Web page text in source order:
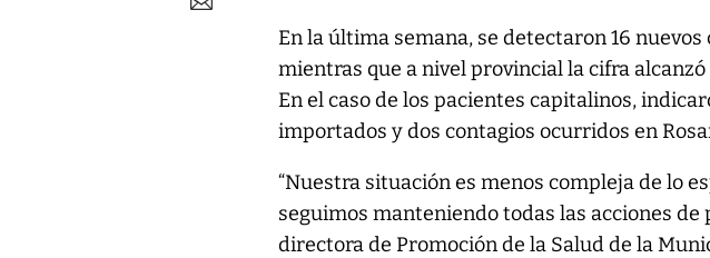
En la última semana, se detectaron 16
mientras que a nivel provincial la cifra
En el caso de los pacientes capitalinos,
importados y dos contagios ocurridos en
“Nuestra situación es menos compleja de lo
seguimos manteniendo todas las acciones de
directora de Promoción de la Salud de la